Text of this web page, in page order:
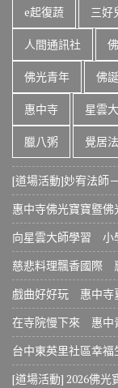
e起復蔬 三好
人間通訊社
佛光青年 佛
惠中寺 星雲
臘八粥 覺居
[道場活動]妙宥法師
惠中寺佛光寶寶暨
向星雲大師學習 小
慈悲料理飄香國際
戲曲好好玩 惠中寺
在寺院慢下來 惠中
台中東英里社區幸
[道場活動] 2026佛